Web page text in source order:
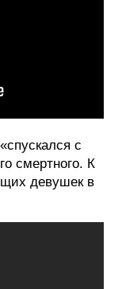
с
смертного. К
девушек в